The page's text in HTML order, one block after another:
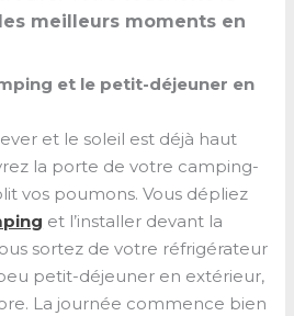
meilleurs moments en
et le petit-déjeuner en
et le soleil est déjà haut
la porte de votre camping-
vos poumons. Vous dépliez
et l’installer devant la
sortez de votre réfrigérateur
petit-déjeuner en extérieur,
La journée commence bien